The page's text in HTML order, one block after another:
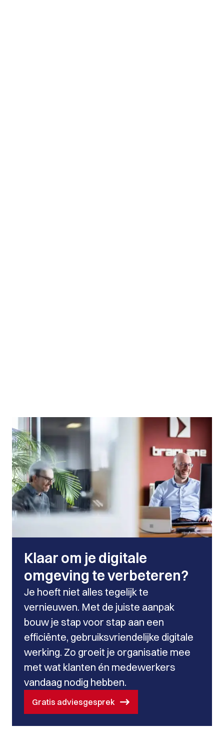
Klaar om je digitale
omgeving te verbeteren?
Je hoeft niet alles tegelijk te
vernieuwen. Met de juiste aanpak
bouw je stap voor stap aan een
efficiënte, gebruiksvriendelijke digitale
werking. Zo groeit je organisatie mee
met wat klanten én medewerkers
vandaag nodig hebben.
Gratis adviesgesprek